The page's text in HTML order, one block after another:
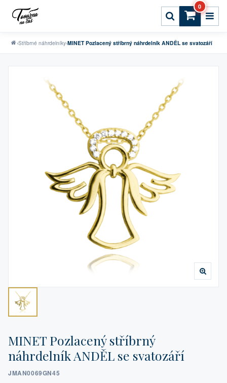
0
›Stříbrné náhrdelníky›MINET Pozlacený stříbrný náhrdelník ANDĚL se svatozáří
MINET Pozlacený stříbrný
náhrdelník ANDĚL se svatozáří
JMAN0069GN45